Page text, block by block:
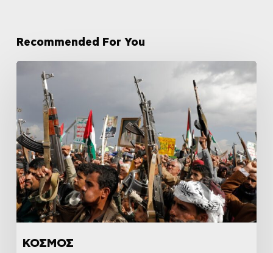
Recommended For You
ΚΟΣΜΟΣ